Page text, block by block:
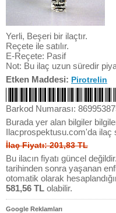
Yerli, Beşeri bir ilaçtır.
Reçete ile satılır.
E-Reçete: Pasif
Not: Bu ilaç uzun süredir
Etken Maddesi: Pirotrelin
Barkod Numarası:
Burada yer alan bilgiler
Ilacprospektusu.com'da ilaç
İlaç Fiyatı: 201,83 TL
Bu ilacın fiyatı güncel
tarihinden sonra yaşanan
otomatik olarak
581,56 TL olabilir.
Google Reklamları